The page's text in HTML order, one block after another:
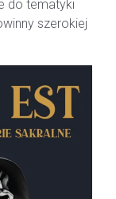
do tematyki
szerokiej